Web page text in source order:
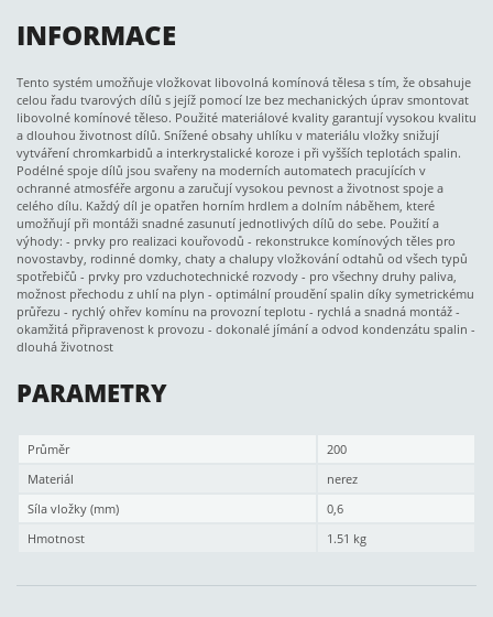
INFORMACE
Tento systém umožňuje vložkovat libovolná komínová tělesa s tím, že obsahuje
celou řadu tvarových dílů s jejíž pomocí lze bez mechanických úprav smontovat
libovolné komínové těleso. Použité materiálové kvality garantují vysokou kvalitu
a dlouhou životnost dílů. Snížené obsahy uhlíku v materiálu vložky snižují
vytváření chromkarbidů a interkrystalické koroze i při vyšších teplotách spalin.
Podélné spoje dílů jsou svařeny na moderních automatech pracujících v
ochranné atmosféře argonu a zaručují vysokou pevnost a životnost spoje a
celého dílu. Každý díl je opatřen horním hrdlem a dolním náběhem, které
umožňují při montáži snadné zasunutí jednotlivých dílů do sebe. Použití a
výhody: - prvky pro realizaci kouřovodů - rekonstrukce komínových těles pro
novostavby, rodinné domky, chaty a chalupy vložkování odtahů od všech typů
spotřebičů - prvky pro vzduchotechnické rozvody - pro všechny druhy paliva,
možnost přechodu z uhlí na plyn - optimální proudění spalin díky symetrickému
průřezu - rychlý ohřev komínu na provozní teplotu - rychlá a snadná montáž -
okamžitá připravenost k provozu - dokonalé jímání a odvod kondenzátu spalin -
dlouhá životnost
PARAMETRY
Průměr
200
Materiál
nerez
Síla vložky (mm)
0,6
Hmotnost
1.51 kg